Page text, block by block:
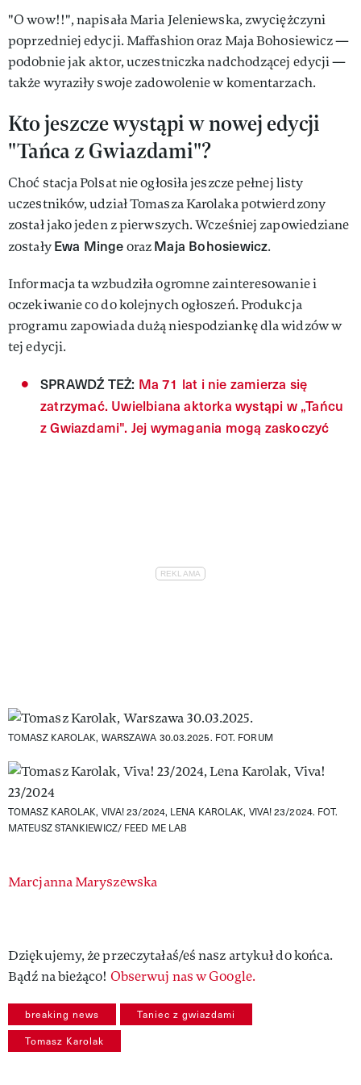
"O wow!!", napisała Maria Jeleniewska, zwyciężczyni
poprzedniej edycji. Maffashion oraz Maja Bohosiewicz —
podobnie jak aktor, uczestniczka nadchodzącej edycji —
także wyraziły swoje zadowolenie w komentarzach.
Kto jeszcze wystąpi w nowej edycji
"Tańca z Gwiazdami"?
Choć stacja Polsat nie ogłosiła jeszcze pełnej listy
uczestników, udział Tomasza Karolaka potwierdzony
został jako jeden z pierwszych. Wcześniej zapowiedziane
zostałyEwa MingeorazMaja Bohosiewicz.
Informacja ta wzbudziła ogromne zainteresowanie i
oczekiwanie co do kolejnych ogłoszeń. Produkcja
programu zapowiada dużą niespodziankę dla widzów w
tej edycji.
SPRAWDŹ TEŻ: Ma 71 lat i nie zamierza się
zatrzymać. Uwielbiana aktorka wystąpi w „Tańcu
z Gwiazdami". Jej wymagania mogą zaskoczyć
TOMASZ KAROLAK, WARSZAWA 30.03.2025. FOT. FORUM
TOMASZ KAROLAK, VIVA! 23/2024, LENA KAROLAK, VIVA! 23/2024. FOT.
MATEUSZ STANKIEWICZ/ FEED ME LAB
Authors
Marcjanna Maryszewska
Dziękujemy, że przeczytałaś/eś nasz artykuł do końca.
Bądź na bieżąco! Obserwuj nas w Google.
breaking news Taniec z gwiazdami
Tomasz Karolak